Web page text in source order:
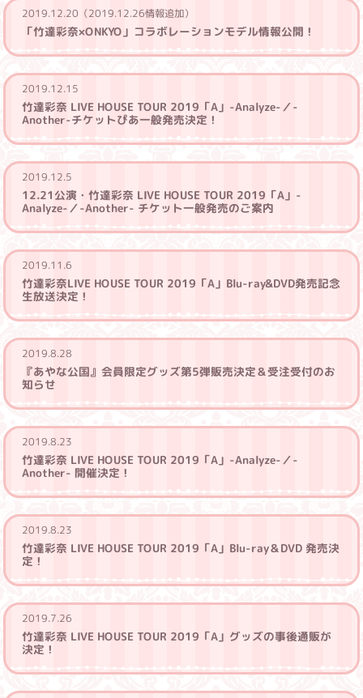
2019.12.20（2019.12.26情報追加）
「竹達彩奈×ONKYO」コラボレーションモデル情報公開！
2019.12.15
竹達彩奈 LIVE HOUSE TOUR 2019「A」-Analyze-／-
Another-チケットぴあ一般発売決定！
2019.12.5
12.21公演・竹達彩奈 LIVE HOUSE TOUR 2019「A」-
Analyze-／-Another- チケット一般発売のご案内
2019.11.6
竹達彩奈LIVE HOUSE TOUR 2019「A」Blu-ray&DVD発売記念
生放送決定！
2019.8.28
『あやな公国』会員限定グッズ第5弾販売決定＆受注受付のお
知らせ
2019.8.23
竹達彩奈 LIVE HOUSE TOUR 2019「A」-Analyze-／-
Another- 開催決定！
2019.8.23
竹達彩奈 LIVE HOUSE TOUR 2019「A」Blu-ray＆DVD 発売決
定！
2019.7.26
竹達彩奈 LIVE HOUSE TOUR 2019「A」グッズの事後通販が
決定！